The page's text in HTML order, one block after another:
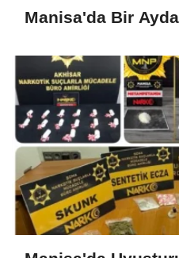
Manisa'da Bir